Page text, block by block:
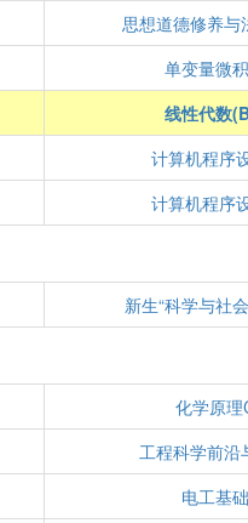
思想道德修养与
单变量微
线性代数
计算机程序
计算机程序
新生“科学与社
化学原理
工程科学前沿
电工基础